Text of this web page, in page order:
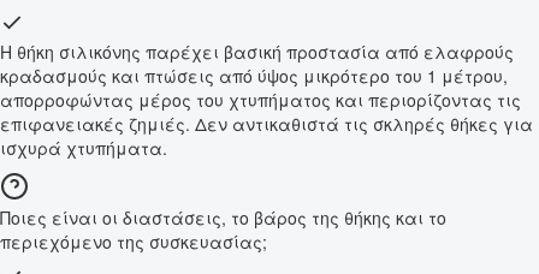
Η θήκη σιλικόνης παρέχει βασική προστασία από ελαφρούς
κραδασμούς και πτώσεις από ύψος μικρότερο του 1 μέτρου,
απορροφώντας μέρος του χτυπήματος και περιορίζοντας τις
επιφανειακές ζημιές. Δεν αντικαθιστά τις σκληρές θήκες για
ισχυρά χτυπήματα.
Ποιες είναι οι διαστάσεις, το βάρος της θήκης και το
περιεχόμενο της συσκευασίας;